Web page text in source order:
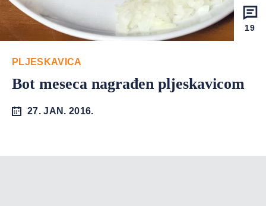
19
PLJESKAVICA
Bot meseca nagrađen pljeskavicom
27. JAN. 2016.